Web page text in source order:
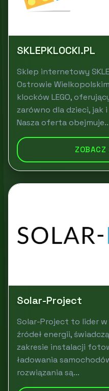
SKLEPKLOCKI.PL
Sklep internetowy
Ostrowie
klocków LEGO,
zarówno dla dzieci, jak
Nasza oferta
ZOBACZ
Solar-Project
Solar-Project to lider
źródeł energii,
zakresie instalacji
ładowania
rozwiązania są...